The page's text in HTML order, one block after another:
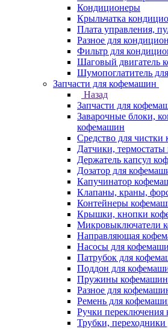
Кондиционеры
Крыльчатка
Плата управления,
Разное для
Фильтр для
Шаговый двигатель
Шумопоглатитель
Запчасти для кофемашин
Назад
Запчасти для
Заварочные блоки,
кофемашин
Средство для
Датчики,
Держатель капсул
Дозатор для
Капучинатор
Клапаны, краны,
Контейнеры
Крышки, кнопки
Микровыключатели
Направляющая
Насосы для
Патрубок для
Поддон для
Пружины кофемашин
Разное для
Ремень для
Ручки переключения
Трубки,